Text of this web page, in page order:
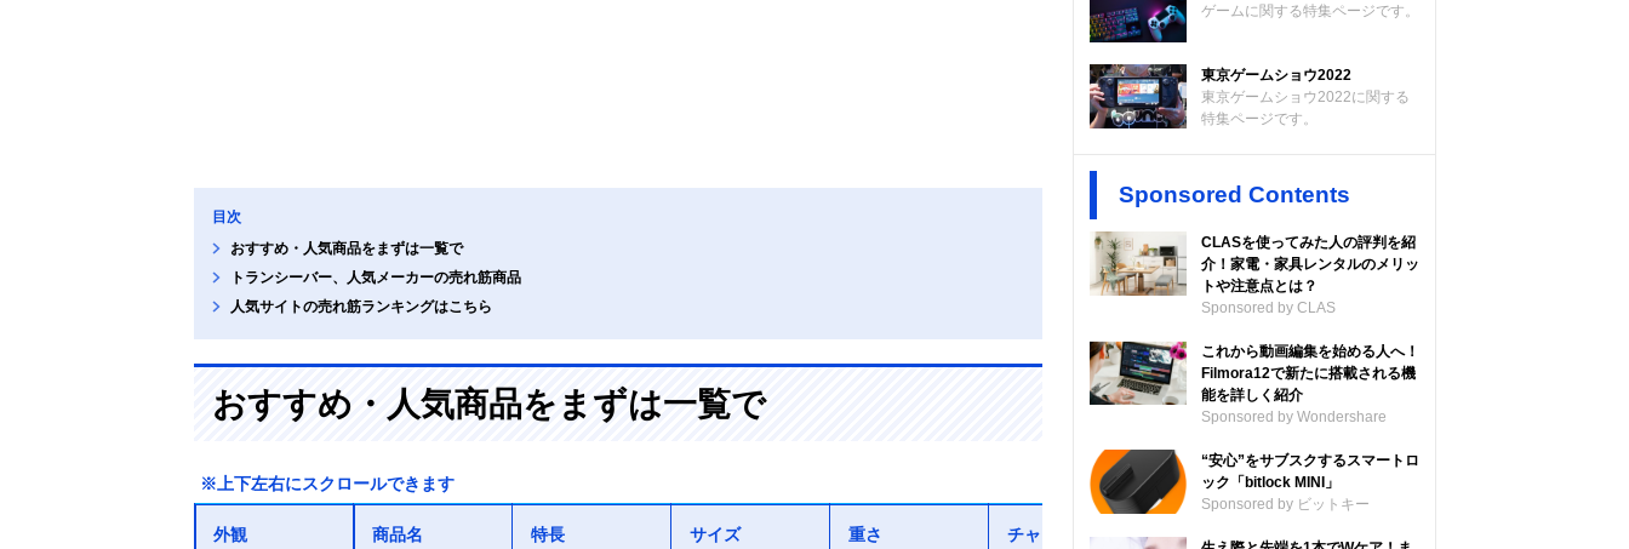
目次
おすすめ・人気商品をまずは一覧で
トランシーバー、人気メーカーの売れ筋商品
人気サイトの売れ筋ランキングはこちら
おすすめ・人気商品をまずは一覧で
※上下左右にスクロールできます
外観 商品名 特長 サイズ 重さ チャンネル数 電源
ゲームに関する特集ページです。
東京ゲームショウ2022
東京ゲームショウ2022に関する
特集ページです。
Sponsored Contents
CLASを使ってみた人の評判を紹
介！家電・家具レンタルのメリッ
トや注意点とは？
Sponsored by CLAS
これから動画編集を始める人へ！
Filmora12で新たに搭載される機
能を詳しく紹介
Sponsored by Wondershare
“安心”をサブスクするスマートロ
ック「bitlock MINI」
Sponsored by ビットキー